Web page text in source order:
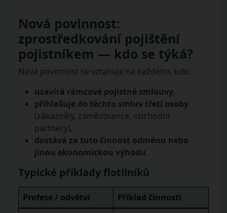
Nová povinnost:
zprostředkování pojištění
pojistníkem — kdo se týká?
Nová povinnost se vztahuje na každého, kdo:
uzavírá rámcové pojistné smlouvy,
přihlašuje do těchto smluv třetí osoby
(zákazníky, zaměstnance, obchodní
partnery),
dostává za tuto činnost odměnu nebo
jinou ekonomickou výhodu.
Typické příklady flotilníků
Profese / odvětví
Příklad činnosti